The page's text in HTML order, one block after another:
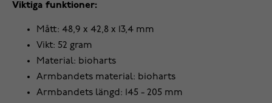
Viktiga funktioner:
Mått: 48,9 x 42,8 x 13,4 mm
Vikt: 52 gram
Material: bioharts
Armbandets material: bioharts
Armbandets längd: 145 - 205 mm